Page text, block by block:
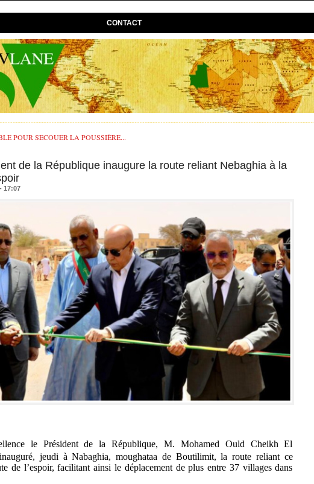
CONTACT
POUR SECOUER LA POUSSIÈRE...
de la République inaugure la route reliant Nebaghia à la
17:07
le Président de la République, M. Mohamed Ould Cheikh El
jeudi à Nabaghia, moughataa de Boutilimit, la route reliant ce
de l’espoir, facilitant ainsi le déplacement de plus entre 37 villages dans